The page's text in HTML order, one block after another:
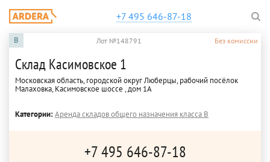
+7 495 646-87-18
B Лот №148791 Без комиссии
Склад Касимовское 1
Московская область, городской округ Люберцы, рабочий посёлок
Малаховка, Касимовское шоссе , дом 1А
Категории:Аренда складов общего назначения класса B
+7 495 646-87-18